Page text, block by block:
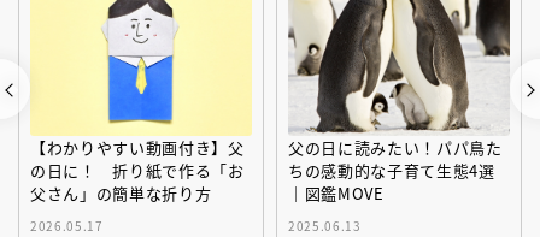
【わかりやすい動画付き】父
の日に！ 折り紙で作る「お
父さん」の簡単な折り方
2026.05.17
父の日に読みたい！パパ鳥た
ちの感動的な子育て生態4選
｜図鑑MOVE
2025.06.13